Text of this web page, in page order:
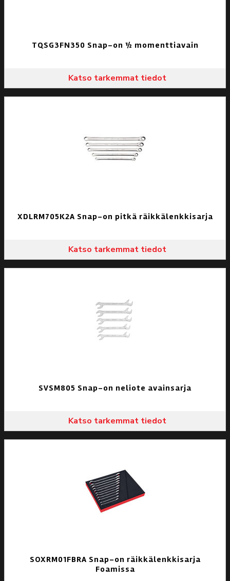
TQSG3FN350 Snap-on ½ momenttiavain
Katso tarkemmat tiedot
XDLRM705K2A Snap-on pitkä räikkälenkkisarja
Katso tarkemmat tiedot
SVSM805 Snap-on neliote avainsarja
Katso tarkemmat tiedot
SOXRM01FBRA Snap-on räikkälenkkisarja
Foamissa